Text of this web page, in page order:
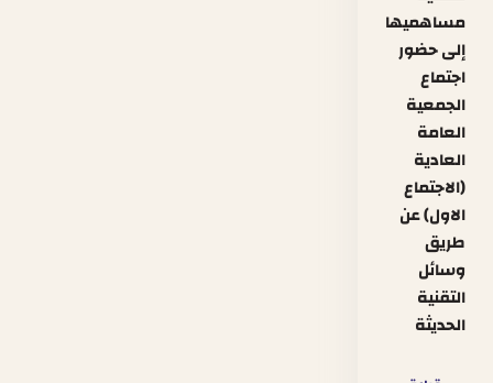
مساهميها
إلى حضور
اجتماع
الجمعية
العامة
العادية
(الاجتماع
الاول) عن
طريق
وسائل
التقنية
الحديثة